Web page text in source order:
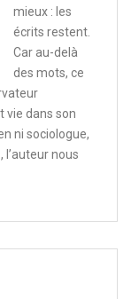
mieux : les
écrits restent.
Car au-delà
des mots, ce
vie dans son
ni sociologue,
nous